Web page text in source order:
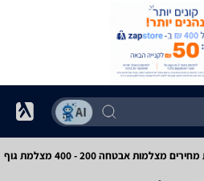
מצלמות אבטחה ‏200 - 400 ‏מצלמת גוף